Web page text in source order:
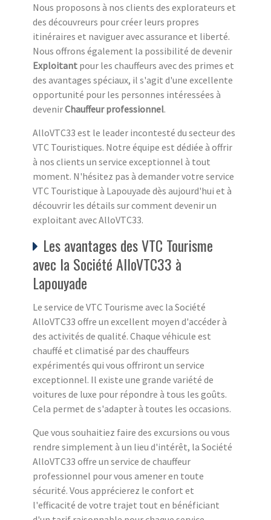
Nous proposons à nos clients des explorateurs et
des découvreurs pour créer leurs propres
itinéraires et naviguer avec assurance et liberté.
Nous offrons également la possibilité de devenir
Exploitant pour les chauffeurs avec des primes et
des avantages spéciaux, il s'agit d'une excellente
opportunité pour les personnes intéressées à
devenirChauffeur professionnel.
AlloVTC33 est le leader incontesté du secteur des
VTC Touristiques. Notre équipe est dédiée à offrir
à nos clients un service exceptionnel à tout
moment. N'hésitez pas à demander votre service
VTC Touristique à Lapouyade dès aujourd'hui et à
découvrir les détails sur comment devenir un
exploitant avec AlloVTC33.
Les avantages des VTC Tourisme
avec la Société AlloVTC33 à
Lapouyade
Le service de VTC Tourisme avec la Société
AlloVTC33 offre un excellent moyen d'accéder à
des activités de qualité. Chaque véhicule est
chauffé et climatisé par des chauffeurs
expérimentés qui vous offriront un service
exceptionnel. Il existe une grande variété de
voitures de luxe pour répondre à tous les goûts.
Cela permet de s'adapter à toutes les occasions.
Que vous souhaitiez faire des excursions ou vous
rendre simplement à un lieu d'intérêt, la Société
AlloVTC33 offre un service de chauffeur
professionnel pour vous amener en toute
sécurité. Vous apprécierez le confort et
l'efficacité de votre trajet tout en bénéficiant